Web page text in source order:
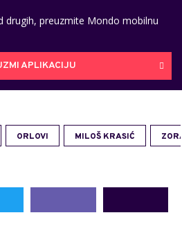
drugih, preuzmite Mondo mobilnu
APLIKACIJU
ORLOVI MILOŠ KRASIĆ